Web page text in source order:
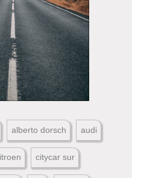
alberto dorsch audi
citycar sur